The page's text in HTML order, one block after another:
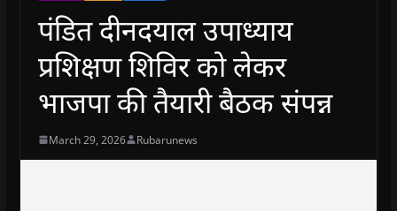
पंडित दीनदयाल उपाध्याय
प्रशिक्षण शिविर को लेकर
भाजपा की तैयारी बैठक संपन्न
March 29, 2026 Rubarunews